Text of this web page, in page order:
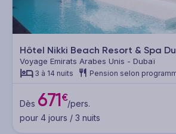
Hôtel Nikki Beach Resort & Spa
Voyage Emirats Arabes Unis - Dubaï
3 à 14 nuits Pension selon
Dès 671€/pers.
pour 4 jours / 3 nuits